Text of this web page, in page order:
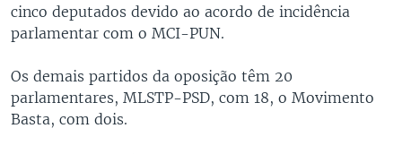
cinco deputados devido ao acordo de incidência
parlamentar com o MCI-PUN.
Os demais partidos da oposição têm 20
parlamentares, MLSTP-PSD, com 18, o Movimento
Basta, com dois.